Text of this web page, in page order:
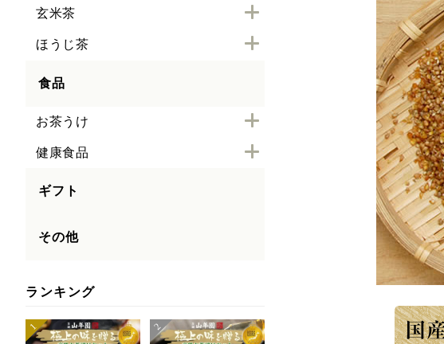
玄米茶
ほうじ茶
食品
お茶うけ
健康食品
ギフト
その他
ランキング